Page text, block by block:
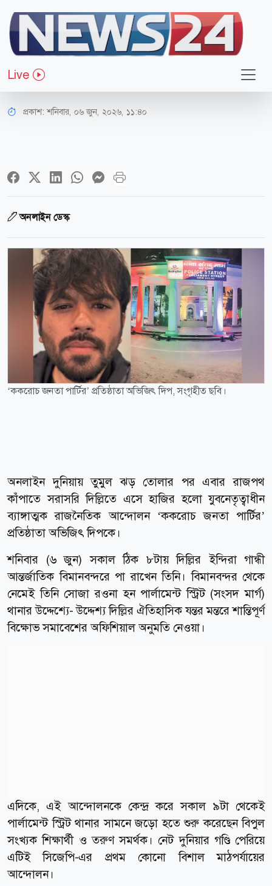
Live
আন্তর্জাতিক
ভারতে ফিরলেন ‘ককরোচ জনতা পার্টির’
প্রতিষ্ঠাতা অভিজিৎ দিপকে
প্রকাশ:শনিবার, ০৬ জুন, ২০২৬, ১১:৪০
অনলাইন ডেস্ক
‘ককরোচ জনতা পার্টির’ প্রতিষ্ঠাতা অভিজিৎ দিপ, সংগৃহীত ছবি।
অনলাইন দুনিয়ায় তুমুল ঝড় তোলার পর এবার রাজপথ
কাঁপাতে সরাসরি দিল্লিতে এসে হাজির হলো যুবনেতৃত্বাধীন
ব্যাঙ্গাত্মক রাজনৈতিক আন্দোলন ‘ককরোচ জনতা পার্টির’
প্রতিষ্ঠাতা অভিজিৎ দিপকে।
শনিবার (৬ জুন) সকাল ঠিক ৮টায় দিল্লির ইন্দিরা গান্ধী
আন্তর্জাতিক বিমানবন্দরে পা রাখেন তিনি। বিমানবন্দর থেকে
নেমেই তিনি সোজা রওনা হন পার্লামেন্ট স্ট্রিট (সংসদ মার্গ)
থানার উদ্দেশ্যে- উদ্দেশ্য দিল্লির ঐতিহাসিক যন্তর মন্তরে শান্তিপূর্ণ
বিক্ষোভ সমাবেশের অফিশিয়াল অনুমতি নেওয়া।
এদিকে, এই আন্দোলনকে কেন্দ্র করে সকাল ৯টা থেকেই
পার্লামেন্ট স্ট্রিট থানার সামনে জড়ো হতে শুরু করেছেন বিপুল
সংখ্যক শিক্ষার্থী ও তরুণ সমর্থক। নেট দুনিয়ার গণ্ডি পেরিয়ে
এটিই সিজেপি-এর প্রথম কোনো বিশাল মাঠপর্যায়ের
আন্দোলন।